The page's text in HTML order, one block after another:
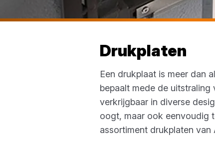
Drukplaten
Een drukplaat is meer dan
bepaalt mede de
verkrijgbaar in diverse
oogt, maar ook eenvoudig
assortiment drukplaten